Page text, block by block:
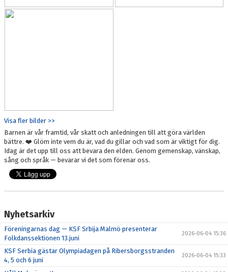
Visa fler bilder >>
Barnen är vår framtid, vår skatt och anledningen till att göra världen
bättre. ❤️ Glöm inte vem du är, vad du gillar och vad som är viktigt för dig.
Idag är det upp till oss att bevara den elden. Genom gemenskap, vänskap,
sång och språk — bevarar vi det som förenar oss.
Nyhetsarkiv
Föreningarnas dag — KSF Srbija Malmö presenterar
Folkdanssektionen 13.juni
2026-06-04 15:36
KSF Serbia gästar Olympiadagen på Ribersborgsstranden
4, 5 och 6 juni
2026-06-04 15:33